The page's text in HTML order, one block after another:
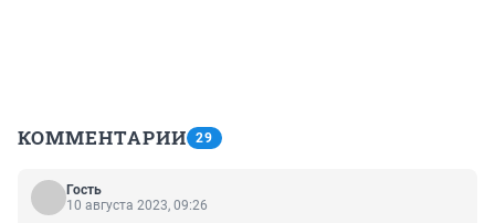
КОММЕНТАРИИ 29
Гость
10 августа 2023, 09:26